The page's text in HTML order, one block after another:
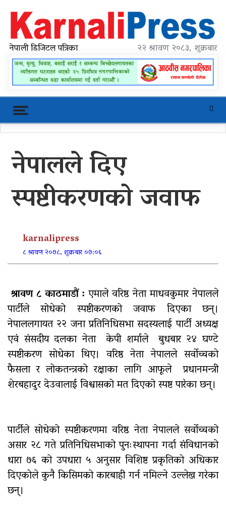
content
karnalipress
Online News Portal
नेपाली डिजिटल पत्रिका २२ श्रावण २०८३, शुक्रबार
महावै गाउँपालिकाको प्रशासकीय भवन
शिलान्यास
खुर्रा खोलाको पुल ४ वर्षदेखि अलपत्र
व्यक्तिगत लगानीमा भगवान शिवको मूर्ति
स्थापना
यौनिक तथा लैङ्गिक अल्पसंख्यक
बालबालिका तथा समुदायका मुद्दाका
विषयमा शिक्षकहरुलाई तालिम
राष्ट्रपति रनिङ शिल्डको जिल्ला स्तरीय
नेपालले दिए
स्पष्टीकरणको जवाफ
karnalipress
८ श्रावण २०७८, शुक्रबार ०७:०६
श्रावण ८ काठमाडौं : एमाले वरिष्ठ नेता माधवकुमार नेपालले
पार्टीले सोधेको स्पष्टीकरणको जवाफ दिएका छन्।
नेपाललगायत २२ जना प्रतिनिधिसभा सदस्यलाई पार्टी अध्यक्ष
एवं संसदीय दलका नेता केपी शर्माले बुधबार २४ घण्टे
स्पष्टीकरण सोधेका थिए। वरिष्ठ नेता नेपालले सर्वोच्चको
फैसला र लोकतन्त्रको रक्षाका लागि आफूले प्रधानमन्त्री
शेरबहादुर देउवालाई विश्वासको मत दिएको स्पष्ट पारेका छन्।
पार्टीले सोधेको स्पष्टीकरणमा वरिष्ठ नेता नेपालले सर्वोच्चको
असार २८ गते प्रतिनिधिसभाको पुनःस्थापना गर्दा संविधानको
धारा ७६ को उपधारा ५ अनुसार विशिष्ट प्रकृतिको अधिकार
दिएकोले कुनै किसिमको कारबाही गर्न नमिल्ने उल्लेख गरेका
छन्।